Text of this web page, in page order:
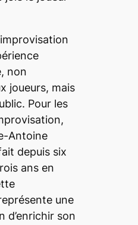
non
joueurs, mais
Pour les
Antoine
depuis six
ans en
une
d’enrichir son